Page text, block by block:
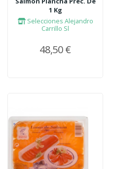
1 Kg
Selecciones Alejandro
Carrillo Sl
48,50 €